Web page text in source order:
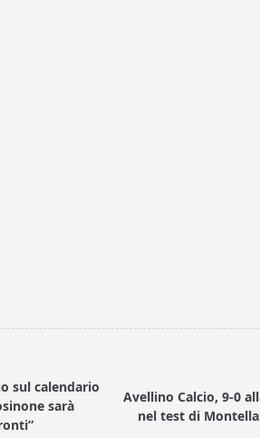
sul calendario
sarà
Avellino Calcio, 9-0
nel test di